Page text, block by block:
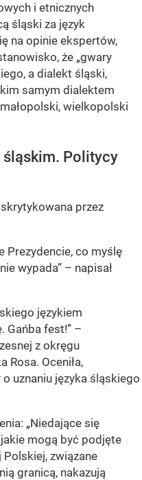
i etnicznych
śląski za język
na opinie ekspertów,
że „gwary
a dialekt śląski,
samym dialektem
wielkopolski
śląskim. Politycy
przez
Prezydencie, co myślę
wypada” – napisał
językiem
Gańba fest!” –
z okręgu
Rosa. Oceniła,
uznaniu języka śląskiego
„Niedające się
mogą być podjęte
związane
granicą, nakazują